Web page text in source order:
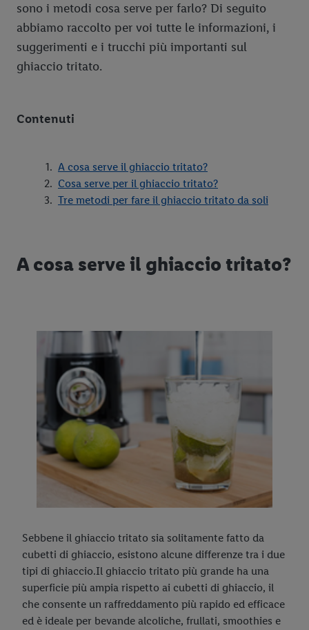
sono i metodi cosa serve per farlo? Di seguito
abbiamo raccolto per voi tutte le informazioni, i
suggerimenti e i trucchi più importanti sul
ghiaccio tritato.
Contenuti
A cosa serve il ghiaccio tritato?
Cosa serve per il ghiaccio tritato?
Tre metodi per fare il ghiaccio tritato da soli
A cosa serve il ghiaccio tritato?
Sebbene il ghiaccio tritato sia solitamente fatto da
cubetti di ghiaccio, esistono alcune differenze tra i due
tipi di ghiaccio.Il ghiaccio tritato più grande ha una
superficie più ampia rispetto ai cubetti di ghiaccio, il
che consente un raffreddamento più rapido ed efficace
ed è ideale per bevande alcoliche, frullati, smoothies e